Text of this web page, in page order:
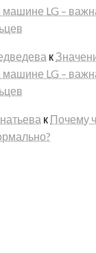
машине LG –
к
машине LG –
к Почему